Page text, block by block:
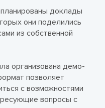
доклады
они поделились
из собственной
организована демо-
позволяет
с возможностями
вопросы с